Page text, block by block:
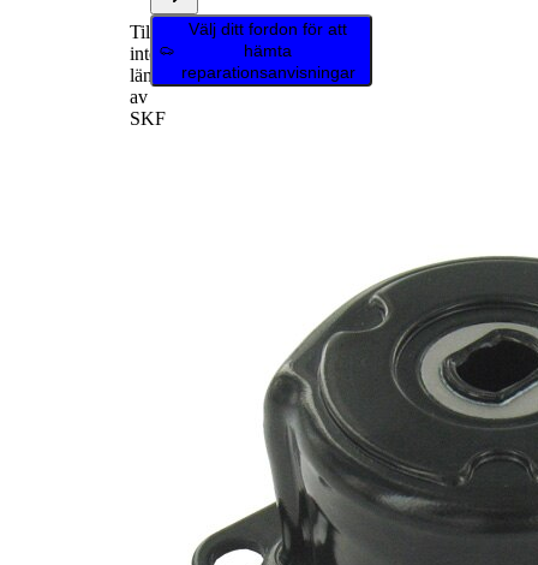
Tillverkas
inte
längre
av
SKF
Välj ditt fordon för att
hämta
reparationsanvisningar